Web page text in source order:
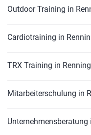
Outdoor Training in
Cardiotraining in
TRX Training in
Mitarbeiterschulung in
Unternehmensberatung